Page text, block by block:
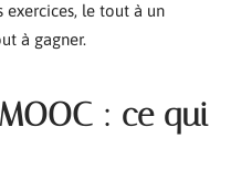
exercices, le tout à un
à gagner.
: ce qui